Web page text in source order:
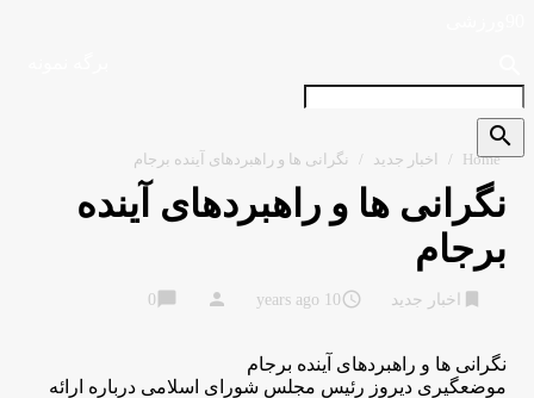
Home اخبار جدید نگرانی ها و راهبردهای آینده برجام
نگرانی ها و راهبردهای آینده
برجام
اخبار جدید access_time
10 years ago
person
chat_bubble
نگرانی ها و راهبردهای آینده برجام
موضعگیری دیروز رئیس مجلس شورای اسلامی درباره ارائه
search